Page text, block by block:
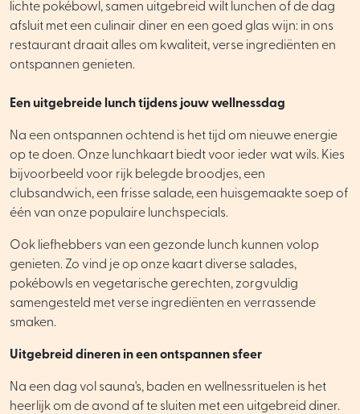
lichte pokébowl, samen uitgebreid wilt lunchen of de dag
afsluit met een culinair diner en een goed glas wijn: in ons
restaurant draait alles om kwaliteit, verse ingrediënten en
ontspannen genieten.
Een uitgebreide lunch tijdens jouw wellnessdag
Na een ontspannen ochtend is het tijd om nieuwe energie
op te doen. Onze lunchkaart biedt voor ieder wat wils. Kies
bijvoorbeeld voor rijk belegde broodjes, een
clubsandwich, een frisse salade, een huisgemaakte soep of
één van onze populaire lunchspecials.
Ook liefhebbers van een gezonde lunch kunnen volop
genieten. Zo vind je op onze kaart diverse salades,
pokébowls en vegetarische gerechten, zorgvuldig
samengesteld met verse ingrediënten en verrassende
smaken.
Uitgebreid dineren in een ontspannen sfeer
Na een dag vol sauna's, baden en wellnessrituelen is het
heerlijk om de avond af te sluiten met een uitgebreid diner.